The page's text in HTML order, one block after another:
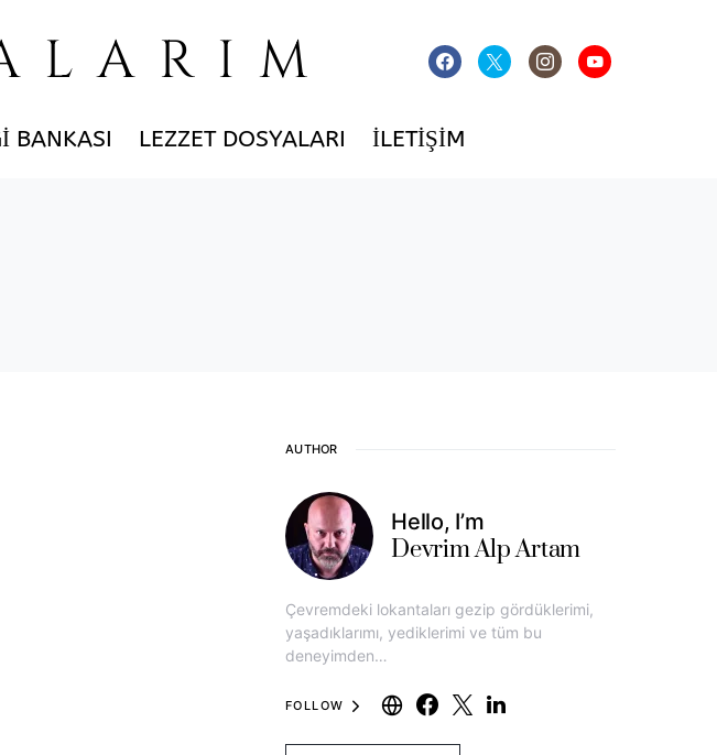
BANKASI LEZZET DOSYALARI İLETIŞIM
AUTHOR
Hello, I’m
Devrim Alp Artam
Çevremdeki lokantaları gezip gördüklerimi,
yaşadıklarımı, yediklerimi ve tüm bu
deneyimden…
FOLLOW